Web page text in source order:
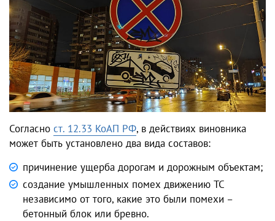
Согласно ст. 12.33 КоАП РФ, в действиях виновника
может быть установлено два вида составов:
причинение ущерба дорогам и дорожным объектам;
создание умышленных помех движению ТС
независимо от того, какие это были помехи –
бетонный блок или бревно.